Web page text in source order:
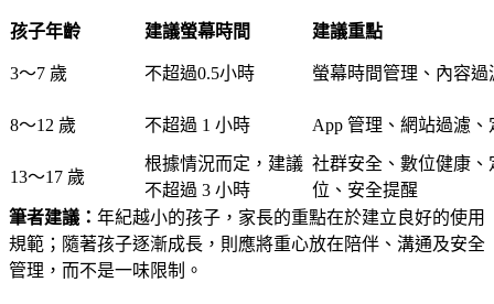
孩子年齡 建議螢幕時間 建議重點
3～7 歲 不超過0.5小時 螢幕時間管理、內容過
8～12 歲 不超過 1 小時 App 管理、網站過濾、
13～17 歲
根據情況而定，建議
不超過 3 小時
社群安全、數位健康、
位、安全提醒
筆者建議： 年紀越小的孩子，家長的重點在於建立良好的使用
規範；隨著孩子逐漸成長，則應將重心放在陪伴、溝通及安全
管理，而不是一味限制。